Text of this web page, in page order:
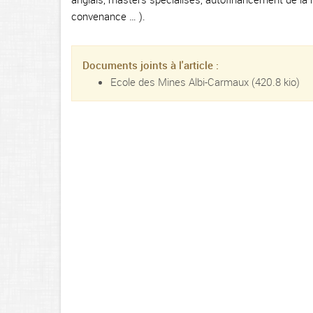
convenance … ).
Documents joints à l'article :
Ecole des Mines Albi-Carmaux (420.8 kio)